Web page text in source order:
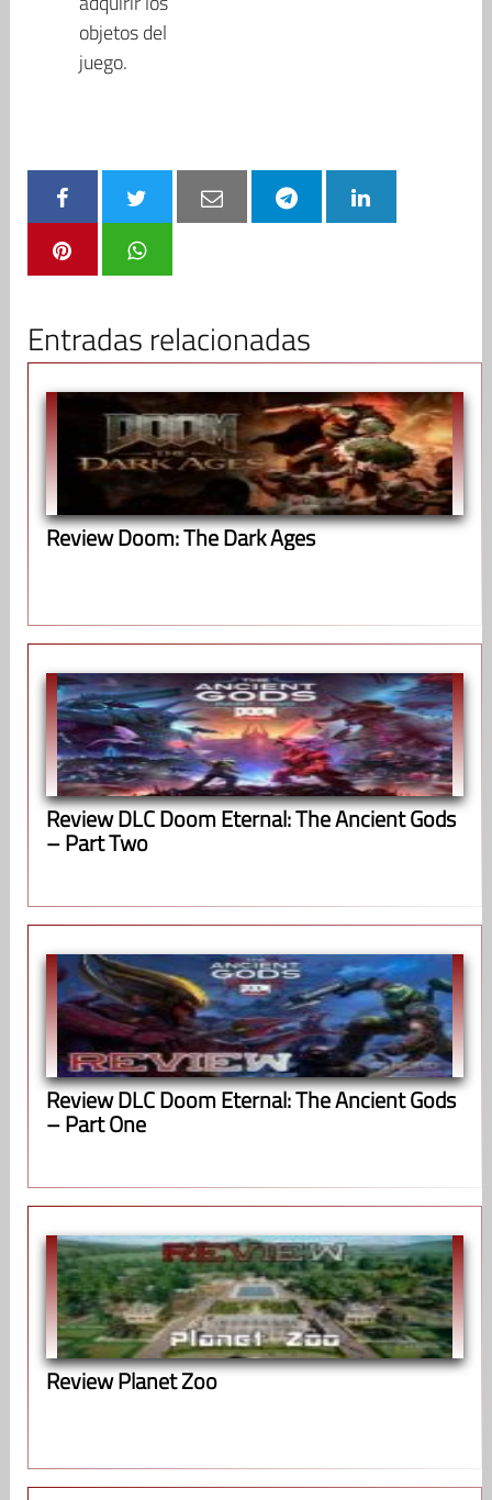
objetos del
juego.
Entradas relacionadas
Review Doom: The Dark Ages
Review DLC Doom Eternal: The Ancient Gods
– Part Two
Review DLC Doom Eternal: The Ancient Gods
– Part One
Review Planet Zoo